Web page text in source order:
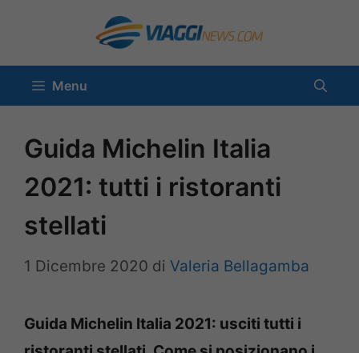
contenuto
Menu
Guida Michelin Italia
2021: tutti i ristoranti
stellati
1 Dicembre 2020 di Valeria Bellagamba
Guida Michelin Italia 2021: usciti tutti i